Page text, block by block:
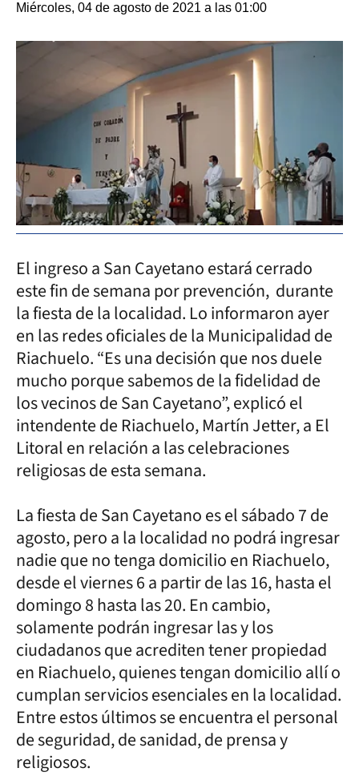
Miércoles, 04 de agosto de 2021 a las 01:00
El ingreso a San Cayetano estará cerrado
este fin de semana por prevención, durante
la fiesta de la localidad. Lo informaron ayer
en las redes oficiales de la Municipalidad de
Riachuelo. “Es una decisión que nos duele
mucho porque sabemos de la fidelidad de
los vecinos de San Cayetano”, explicó el
intendente de Riachuelo, Martín Jetter, a El
Litoral en relación a las celebraciones
religiosas de esta semana.
La fiesta de San Cayetano es el sábado 7 de
agosto, pero a la localidad no podrá ingresar
nadie que no tenga domicilio en Riachuelo,
desde el viernes 6 a partir de las 16, hasta el
domingo 8 hasta las 20. En cambio,
solamente podrán ingresar las y los
ciudadanos que acrediten tener propiedad
en Riachuelo, quienes tengan domicilio allí o
cumplan servicios esenciales en la localidad.
Entre estos últimos se encuentra el personal
de seguridad, de sanidad, de prensa y
religiosos.